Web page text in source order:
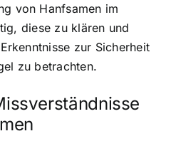
von Hanfsamen im
diese zu klären und
zur Sicherheit
zu betrachten.